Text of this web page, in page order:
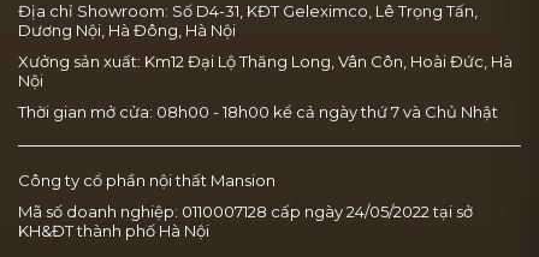
Địa chỉ Showroom: Số D4-31, KĐT Geleximco, Lê Trọng Tấn,
Dương Nội, Hà Đông, Hà Nội
Xưởng sản xuất: Km12 Đại Lộ Thăng Long, Vân Côn, Hoài Đức, Hà
Nội
Thời gian mở cửa: 08h00 - 18h00 kể cả ngày thứ 7 và Chủ Nhật
Công ty cổ phần nội thất Mansion
Mã số doanh nghiệp: 0110007128 cấp ngày 24/05/2022 tại sở
KH&ĐT thành phố Hà Nội